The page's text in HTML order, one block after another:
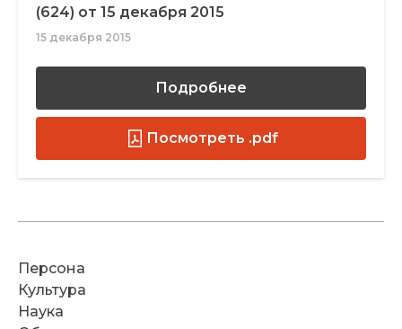
(624) от 15 декабря 2015
15 декабря 2015
Подробнее
Посмотреть .pdf
Персона
Культура
Наука